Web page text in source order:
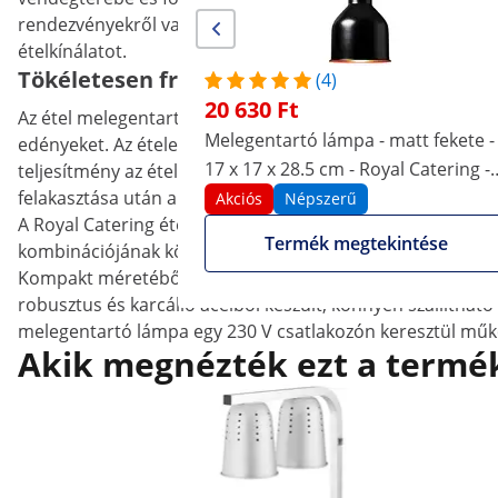
(4)
20 630 Ft
Melegentartó lámpa - matt fekete -
17 x 17 x 28.5 cm - Royal Catering -
acél - állítható magasságú
Akciós Népszerű
Termék megtekintése
rendezvényekről van szó – a kompakt, réz színű
ételkínálatot.
Tökéletesen friss ízek, még órák elteltével
Az étel melegentartó lámpa egy E27 (max. 250 W)
edényeket. Az ételeket így nem szükséges újra
teljesítmény az étel és a melegentartó lámpa közötti
felakasztása után a kábel könnyedén állítható be 40–170
A Royal Catering étel melegentartót időtlen és elegáns
kombinációjának köszönhetően a melegítő lámpa
Kompakt méretéből kifolyólag a étel melegentartó
robusztus és karcálló acélból készült, könnyen
melegentartó lámpa egy 230 V csatlakozón keresztül
Akik megnézték ezt a